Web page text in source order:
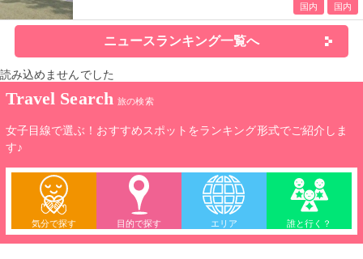
国内 国内
ニュースランキング一覧へ
読み込めませんでした
Travel Search 旅の検索
女子目線で選ぶ！おすすめスポットをランキング形式でご紹介しま
す♪
気分で探す 目的で探す エリア 誰と行く？